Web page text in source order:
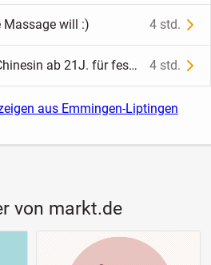
Massage will :) 4 std.
Suche Koreanerin oder Chinesin ab 21J. für feste Beziehung 4 std.
aus Emmingen-Liptingen
von markt.de